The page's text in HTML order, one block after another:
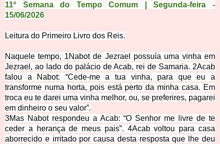
11º Semana do Tempo Comum | Segunda-feira -
15/06/2026
Leitura do Primeiro Livro dos Reis.
Naquele tempo, 1Nabot de Jezrael possuía uma vinha em
Jezrael, ao lado do palácio de Acab, rei de Samaria. 2Acab
falou a Nabot: “Cede-me a tua vinha, para que eu a
transforme numa horta, pois está perto da minha casa. Em
troca eu te darei uma vinha melhor, ou, se preferires, pagarei
em dinheiro o seu valor”.
3Mas Nabot respondeu a Acab: “O Senhor me livre de te
ceder a herança de meus pais”. 4Acab voltou para casa
aborrecido e irritado por causa desta resposta que lhe deu